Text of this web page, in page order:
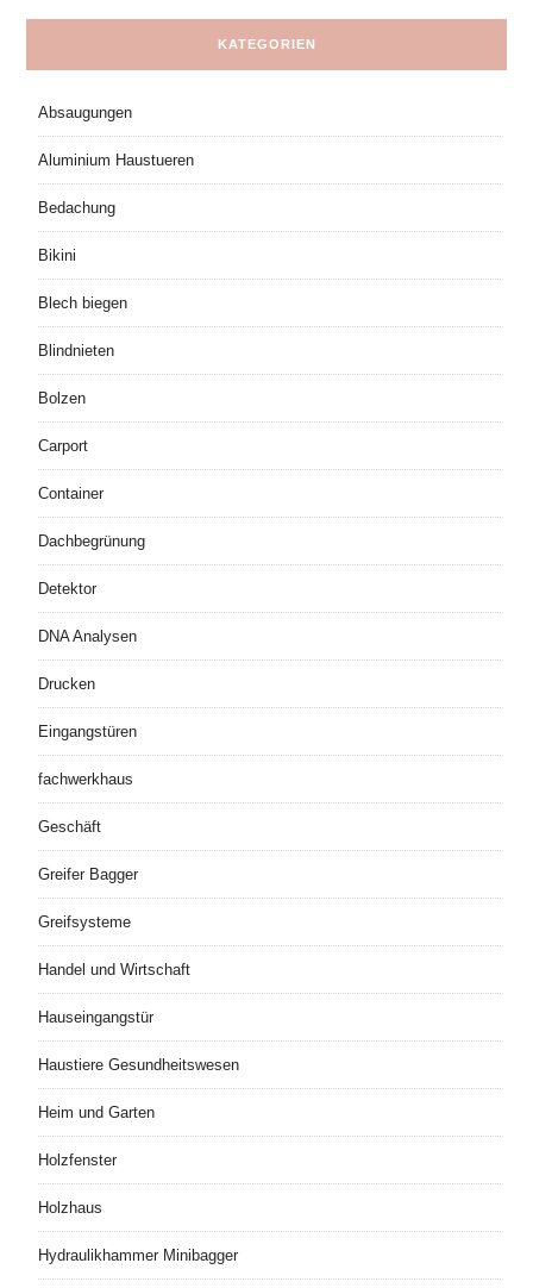
KATEGORIEN
Absaugungen
Aluminium Haustueren
Bedachung
Bikini
Blech biegen
Blindnieten
Bolzen
Carport
Container
Dachbegrünung
Detektor
DNA Analysen
Drucken
Eingangstüren
fachwerkhaus
Geschäft
Greifer Bagger
Greifsysteme
Handel und Wirtschaft
Hauseingangstür
Haustiere Gesundheitswesen
Heim und Garten
Holzfenster
Holzhaus
Hydraulikhammer Minibagger